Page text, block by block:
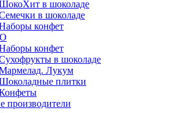
в шоколаде
в шоколаде
конфет
конфет
в шоколаде
Лукум
плитки
производители